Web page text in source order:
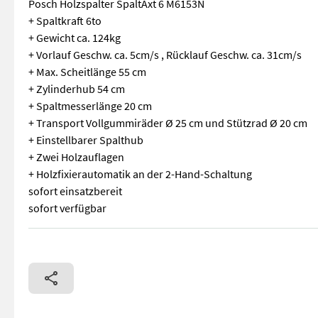
Posch Holzspalter SpaltAxt 6 M6153N
+ Spaltkraft 6to
+ Gewicht ca. 124kg
+ Vorlauf Geschw. ca. 5cm/s , Rücklauf Geschw. ca. 31cm/s
+ Max. Scheitlänge 55 cm
+ Zylinderhub 54 cm
+ Spaltmesserlänge 20 cm
+ Transport Vollgummiräder Ø 25 cm und Stützrad Ø 20 cm
+ Einstellbarer Spalthub
+ Zwei Holzauflagen
+ Holzfixierautomatik an der 2-Hand-Schaltung
sofort einsatzbereit
sofort verfügbar
Posch Holzspalter SpaltAxt 6 M6153N + Spaltkraft 6to +